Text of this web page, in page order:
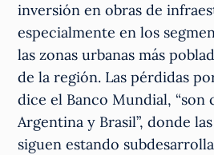
inversión en obras de
especialmente en los
las zonas urbanas más
de la región. Las pérdidas
dice el Banco Mundial, “son
Argentina y Brasil”, donde
siguen estando